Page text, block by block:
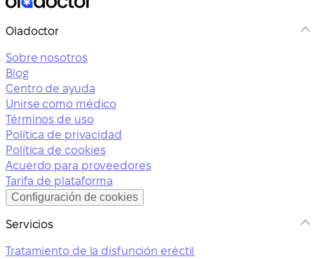
Oladoctor
Sobre nosotros
Blog
Centro de ayuda
Unirse como médico
Términos de uso
Política de privacidad
Política de cookies
Acuerdo para proveedores
Tarifa de plataforma
Configuración de cookies
Servicios
Tratamiento de la disfunción eréctil